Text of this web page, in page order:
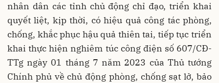
nhân dân các tỉnh chủ động chỉ đạo, triển khai
quyết liệt, kịp thời, có hiệu quả công tác phòng,
chống, khắc phục hậu quả thiên tai, tiếp tục triển
khai thực hiện nghiêm túc công điện số 607/CĐ-
TTg ngày 01 tháng 7 năm 2023 của Thủ tướng
Chính phủ về chủ động phòng, chống sạt lở, bảo